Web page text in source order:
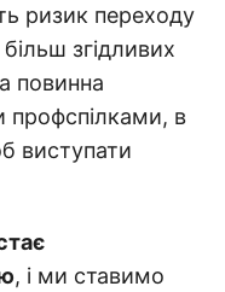
ризик переходу
згідливих
повинна
профспілками, в
виступати
, і ми ставимо